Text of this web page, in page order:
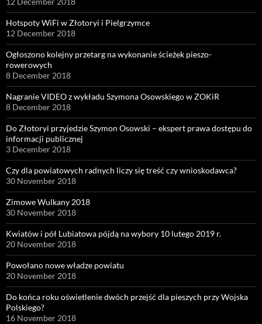
Hotspoty WiFi w Złotoryi i Pielgrzymce
12 December 2018
Ogłoszono kolejny przetarg na wykonanie ścieżek pieszo-
rowerowych
8 December 2018
Nagranie VIDEO z wykładu Szymona Osowskiego w ZOKiR
8 December 2018
Do Złotoryi przyjedzie Szymon Osowski – ekspert prawa dostępu do
informacji publicznej
3 December 2018
Czy dla powiatowych radnych liczy się treść czy wnioskodawca?
30 November 2018
Zimowe Wulkany 2018
30 November 2018
Kwiatów i pół Lubiatowa pójdą na wybory 10 lutego 2019 r.
20 November 2018
Powołano nowe władze powiatu
20 November 2018
Do końca roku oświetlenie dwóch przejść dla pieszych przy Wojska
Polskiego?
16 November 2018